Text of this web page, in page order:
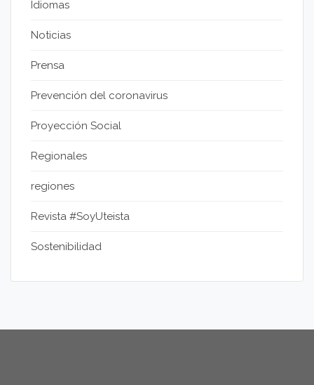
Idiomas
Noticias
Prensa
Prevención del coronavirus
Proyección Social
Regionales
regiones
Revista #SoyUteista
Sostenibilidad